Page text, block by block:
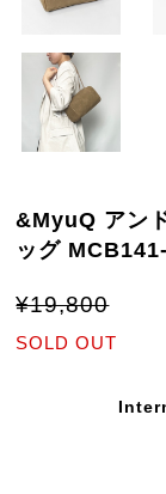
&MyuQ アン
ッグ
¥19,800
SOLD OUT